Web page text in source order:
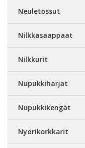
Neuletossut
Nilkkasaappaat
Nilkkurit
Nupukkiharjat
Nupukkikengät
Nyörikorkkarit